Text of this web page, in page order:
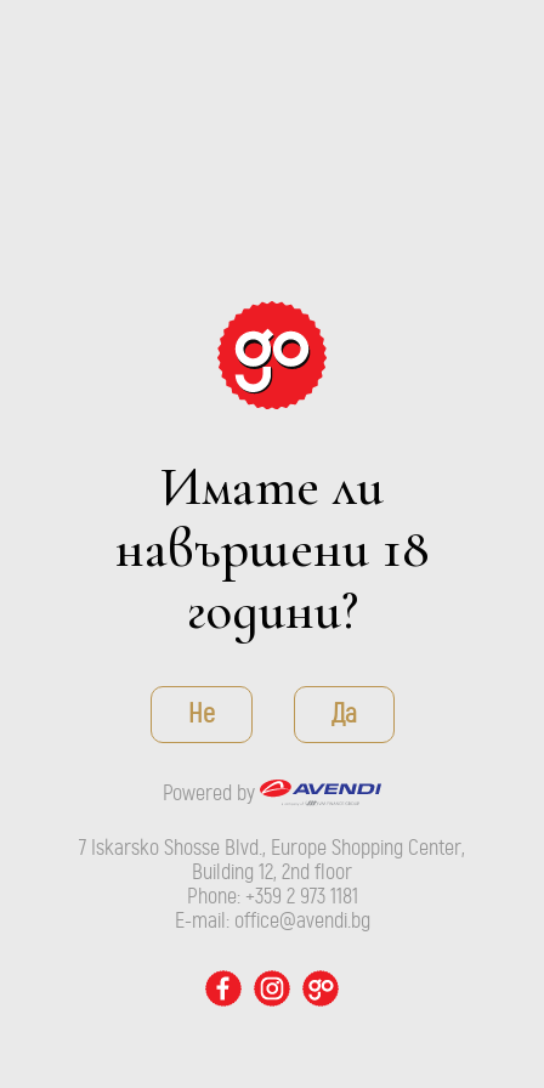
РОЗЕ
ROSÉ
Levent
ДЕТАЙЛИ
Филтри
Имате ли
навършени 18
години?
Не Да
Powered by
7 Iskarsko Shosse Blvd., Europe Shopping Center,
Building 12, 2nd floor
Phone: +359 2 973 1181
E-mail: office@avendi.bg